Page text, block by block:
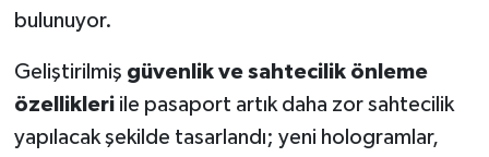
bulunuyor.
Geliştirilmiş güvenlik ve sahtecilik önleme
özellikleriile pasaport artık daha zor sahtecilik
yapılacak şekilde tasarlandı; yeni hologramlar,